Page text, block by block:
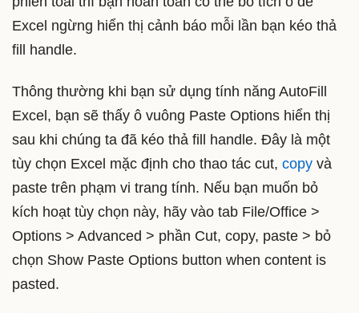
Excel ngừng hiển thị cảnh báo mỗi lần bạn kéo thả
fill handle.
Thông thường khi bạn sử dụng tính năng AutoFill
Excel, bạn sẽ thấy ô vuông Paste Options hiển thị
sau khi chúng ta đã kéo thả fill handle. Đây là một
tùy chọn Excel mặc định cho thao tác cut, copy và
paste trên phạm vi trang tính. Nếu bạn muốn bỏ
kích hoạt tùy chọn này, hãy vào tab File/Office >
Options > Advanced > phần Cut, copy, paste > bỏ
chọn Show Paste Options button when content is
pasted.